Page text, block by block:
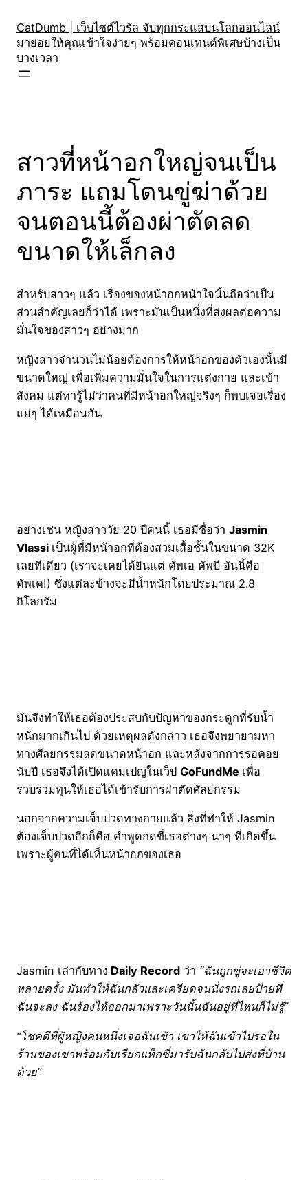
content
CatDumb | เว็บไซต์ไวรัล จับทุกกระแสบนโลกออนไลน์
มาย่อยให้คุณเข้าใจง่ายๆ พร้อมคอนเทนต์พิเศษบ้างเป็น
บางเวลา
สาวที่หน้าอกใหญ่จนเป็น
ภาระ แถมโดนขู่ฆ่าด้วย
จนตอนนี้ต้องผ่าตัดลด
ขนาดให้เล็กลง
สำหรับสาวๆ แล้ว เรื่องของหน้าอกหน้าใจนั้นถือว่าเป็น
ส่วนสำคัญเลยก็ว่าได้ เพราะมันเป็นหนึ่งที่ส่งผลต่อความ
มั่นใจของสาวๆ อย่างมาก
หญิงสาวจำนวนไม่น้อยต้องการให้หน้าอกของตัวเองนั้นมี
ขนาดใหญ่ เพื่อเพิ่มความมั่นใจในการแต่งกาย และเข้า
สังคม แต่หารู้ไม่ว่าคนที่มีหน้าอกใหญ่จริงๆ ก็พบเจอเรื่อง
แย่ๆ ได้เหมือนกัน
อย่างเช่น หญิงสาววัย 20 ปีคนนี้ เธอมีชื่อว่า Jasmin
Vlassi เป็นผู้ที่มีหน้าอกที่ต้องสวมเสื้อชั้นในขนาด 32K
เลยทีเดียว (เราจะเคยได้ยินแต่ คัพเอ คัพบี อันนี้คือ
คัพเค!) ซึ่งแต่ละข้างจะมีน้ำหนักโดยประมาณ 2.8
กิโลกรัม
มันจึงทำให้เธอต้องประสบกับปัญหาของกระดูกที่รับน้ำ
หนักมากเกินไป ด้วยเหตุผลดังกล่าว เธอจึงพยายามหา
ทางศัลยกรรมลดขนาดหน้าอก และหลังจากการรอคอย
นับปี เธอจึงได้เปิดแคมเปญในเว็ป GoFundMe เพื่อ
รวบรวมทุนให้เธอได้เข้ารับการผ่าตัดศัลยกรรม
นอกจากความเจ็บปวดทางกายแล้ว สิ่งที่ทำให้ Jasmin
ต้องเจ็บปวดอีกก็คือ คำพูดกดขี่เธอต่างๆ นาๆ ที่เกิดขึ้น
เพราะผู้คนที่ได้เห็นหน้าอกของเธอ
Jasmin เล่ากับทาง Daily Record ว่า “ฉันถูกขู่จะเอาชีวิต
หลายครั้ง มันทำให้ฉันกลัวและเครียดจนนั่งรถเลยป้ายที่
ฉันจะลง ฉันร้องไห้ออกมาเพราะวันนั้นฉันอยู่ที่ไหนก็ไม่รู้”
“โชคดีที่ผู้หญิงคนหนึ่งเจอฉันเข้า เขาให้ฉันเข้าไปรอใน
ร้านของเขาพร้อมกับเรียกแท็กซี่มารับฉันกลับไปส่งที่บ้าน
ด้วย”